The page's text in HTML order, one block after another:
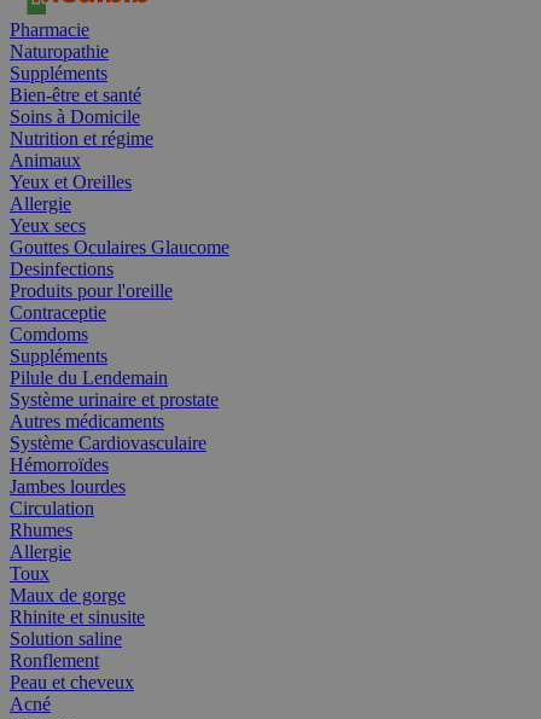
Pharmacie
Naturopathie
Suppléments
Bien-être et santé
Soins à Domicile
Nutrition et régime
Animaux
Yeux et Oreilles
Allergie
Yeux secs
Gouttes Oculaires Glaucome
Desinfections
Produits pour l'oreille
Contraceptie
Comdoms
Suppléments
Pilule du Lendemain
Système urinaire et prostate
Autres médicaments
Système Cardiovasculaire
Hémorroïdes
Jambes lourdes
Circulation
Rhumes
Allergie
Toux
Maux de gorge
Rhinite et sinusite
Solution saline
Ronflement
Peau et cheveux
Acné